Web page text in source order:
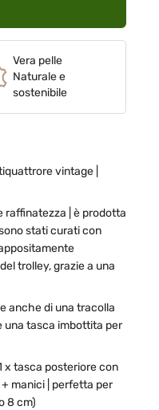
Vera pelle
Naturale e
sostenibile
vintage |
raffinatezza | è prodotta
stati curati con
trolley, grazie a una
anche di una tracolla
una tasca imbottita per
x tasca posteriore con
manici | perfetta per
8 cm)